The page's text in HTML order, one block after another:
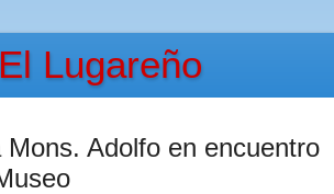
Lugareño
Mons. Adolfo en encuentro